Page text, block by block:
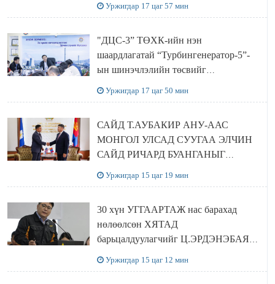
Уржигдар 17 цаг 57 мин
"ДЦС-3” ТӨХК-ийн нэн
шаардлагатай “Турбингенератор-5”-
ын шинэчлэлийн төсвийг
Уржигдар 17 цаг 50 мин
САЙД Т.АУБАКИР АНУ-ААС
МОНГОЛ УЛСАД СУУГАА ЭЛЧИН
САЙД РИЧАРД БУАНГАНЫГ
Уржигдар 15 цаг 19 мин
30 хүн УГГААРТАЖ нас барахад
нөлөөлсөн ХЯТАД
барьцалдуулагчийг Ц.ЭРДЭНЭБАЯР
Уржигдар 15 цаг 12 мин